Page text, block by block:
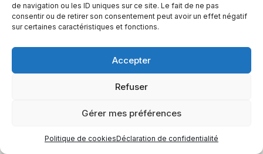
de navigation ou les ID uniques sur ce site. Le fait de ne pas
consentir ou de retirer son consentement peut avoir un effet négatif
sur certaines caractéristiques et fonctions.
Accepter
Refuser
Gérer mes préférences
Politique de cookiesDéclaration de confidentialité